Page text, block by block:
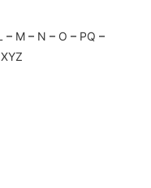
– M– N – O – PQ –
XYZ